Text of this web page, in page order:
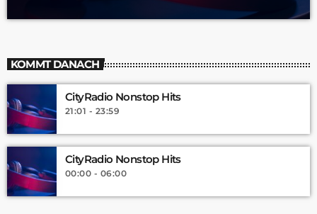
KOMMT DANACH
CityRadio Nonstop Hits
21:01 - 23:59
CityRadio Nonstop Hits
00:00 - 06:00